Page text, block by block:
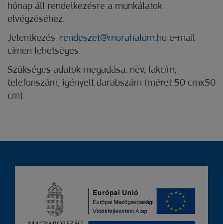
hónap áll rendelkezésre a munkálatok
elvégzéséhez.
Jelentkezés: rendeszet@morahalom.hu e-mail
címen lehetséges.
Szükséges adatok megadása: név, lakcím,
telefonszám, igényelt darabszám (méret 50 cmx50
cm).